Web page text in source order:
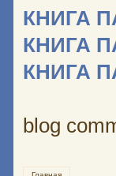
КНИГА
КНИГА
КНИГА
blog